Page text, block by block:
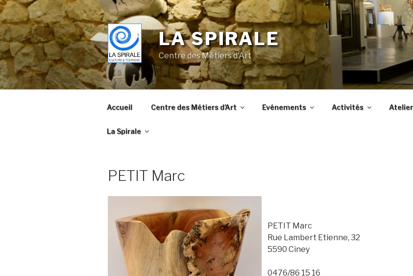
Skip
to
content
LA SPIRALE
Centre des Métiers d'Art
Accueil Centre des Métiers d’Art Evénements Activités
La Spirale
PETIT Marc
PETIT Marc
Rue Lambert Etienne, 32
5590 Ciney
0476/86 15 16